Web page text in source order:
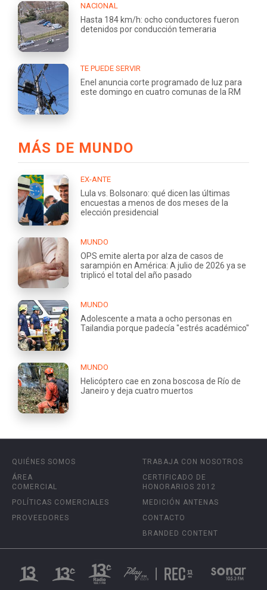
NACIONAL
Hasta 184 km/h: ocho conductores fueron
detenidos por conducción temeraria
TE PUEDE SERVIR
Enel anuncia corte programado de luz para
este domingo en cuatro comunas de la RM
MÁS DE MUNDO
EX-ANTE
Lula vs. Bolsonaro: qué dicen las últimas
encuestas a menos de dos meses de la
elección presidencial
MUNDO
OPS emite alerta por alza de casos de
sarampión en América: A julio de 2026 ya se
triplicó el total del año pasado
MUNDO
Adolescente a mata a ocho personas en
Tailandia porque padecía "estrés académico"
MUNDO
Helicóptero cae en zona boscosa de Río de
Janeiro y deja cuatro muertos
QUIÉNES SOMOS
ÁREA
COMERCIAL
POLÍTICAS COMERCIALES
PROVEEDORES
TRABAJA CON NOSOTROS
CERTIFICADO DE
HONORARIOS 2012
MEDICIÓN ANTENAS
CONTACTO
BRANDED CONTENT